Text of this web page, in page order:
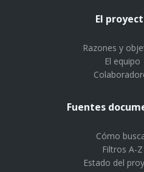
El
Razones y
El equipo
Fuentes
Cómo
Filtros A-Z
Estado del